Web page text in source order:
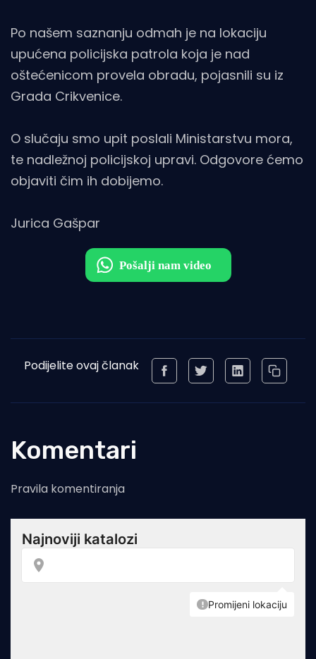
Po našem saznanju odmah je na lokaciju
upućena policijska patrola koja je nad
oštećenicom provela obradu, pojasnili su iz
Grada Crikvenice.
O slučaju smo upit poslali Ministarstvu mora,
te nadležnoj policijskoj upravi. Odgovore ćemo
objaviti čim ih dobijemo.
Jurica Gašpar
Podijelite ovaj članak
Komentari
Pravila komentiranja